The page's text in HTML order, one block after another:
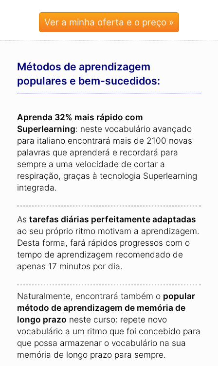
Ver a minha oferta e o preço »
Métodos de aprendizagem
populares e bem-sucedidos:
Aprenda 32% mais rápido com
Superlearning: neste vocabulário avançado
para italiano encontrará mais de 2100 novas
palavras que aprenderá e recordará para
sempre a uma velocidade de cortar a
respiração, graças à tecnologia Superlearning
integrada.
As tarefas diárias perfeitamente adaptadas
ao seu próprio ritmo motivam a aprendizagem.
Desta forma, fará rápidos progressos com o
tempo de aprendizagem recomendado de
apenas 17 minutos por dia.
Naturalmente, encontrará também o popular
método de aprendizagem de memória de
longo prazo neste curso: repete novo
vocabulário a um ritmo que foi concebido para
que possa armazenar o vocabulário na sua
memória de longo prazo para sempre.